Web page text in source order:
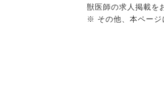
獣医師の求人掲載を
※ その他、本ページ